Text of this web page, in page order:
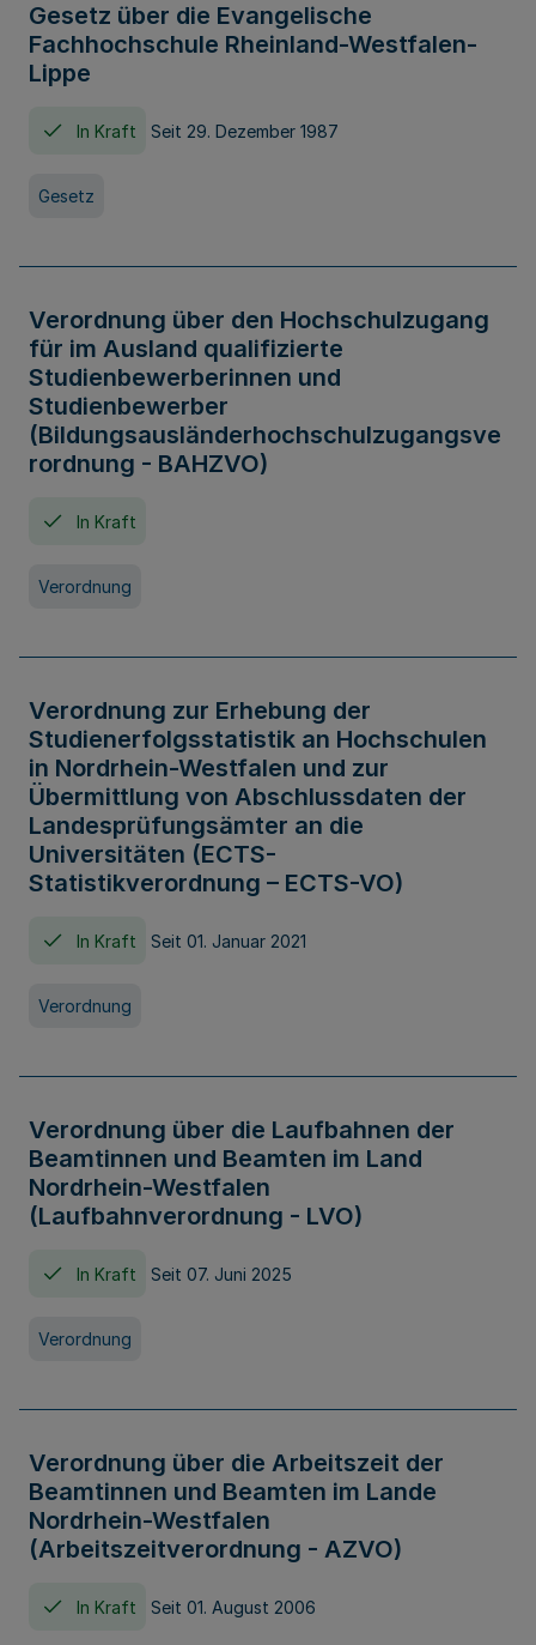
Gesetz über die Evangelische
Fachhochschule Rheinland-Westfalen-
Lippe
In Kraft Seit 29. Dezember 1987
Gesetz
Verordnung über den Hochschulzugang
für im Ausland qualifizierte
Studienbewerberinnen und
Studienbewerber
(Bildungsausländerhochschulzugangsve
rordnung - BAHZVO)
In Kraft
Verordnung
Verordnung zur Erhebung der
Studienerfolgsstatistik an Hochschulen
in Nordrhein-Westfalen und zur
Übermittlung von Abschlussdaten der
Landesprüfungsämter an die
Universitäten (ECTS-
Statistikverordnung – ECTS-VO)
In Kraft Seit 01. Januar 2021
Verordnung
Verordnung über die Laufbahnen der
Beamtinnen und Beamten im Land
Nordrhein-Westfalen
(Laufbahnverordnung - LVO)
In Kraft Seit 07. Juni 2025
Verordnung
Verordnung über die Arbeitszeit der
Beamtinnen und Beamten im Lande
Nordrhein-Westfalen
(Arbeitszeitverordnung - AZVO)
In Kraft Seit 01. August 2006